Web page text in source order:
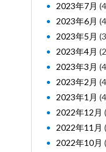
2023年7月
2023年6月
2023年5月
2023年4月
2023年3月
2023年2月
2023年1月
2022年12月
2022年11月
2022年10月